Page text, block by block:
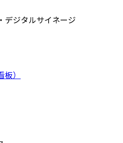
デジタルサイネージ
）